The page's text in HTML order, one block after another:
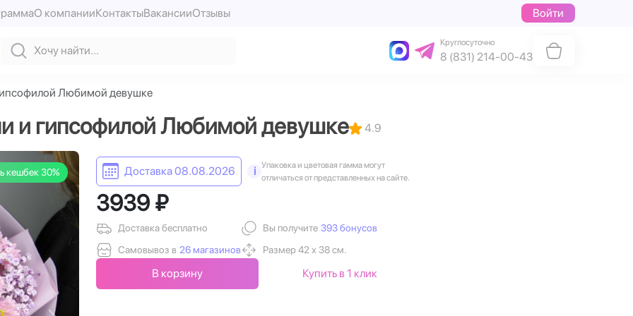
О компанииКонтактыВакансииОтзывы Войти
Круглосуточно
8 (831) 214-00-43
Любимой девушке
и гипсофилой Любимой девушке 4.9
кешбек 30% Доставка 08.08.2026 i
Упаковка и цветовая гамма могут
отличаться от представленных на сайте.
3939 ₽
Доставка бесплатно
Самовывоз в 26 магазинов
Вы получите 393 бонусов
Размер 42 х 38 см.
В корзину Купить в 1 клик